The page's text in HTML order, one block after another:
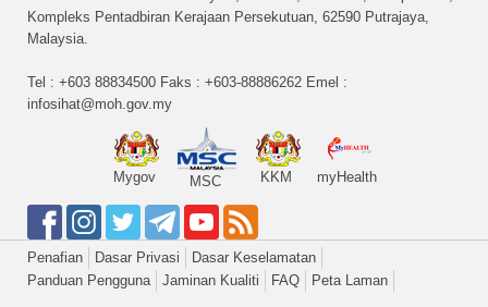
Kompleks Pentadbiran Kerajaan Persekutuan, 62590 Putrajaya,
Malaysia.
Tel : +603 88834500 Faks : +603-88886262 Emel :
infosihat@moh.gov.my
Mygov MSC KKM myHealth
Penafian Dasar Privasi
Dasar Keselamatan
Panduan Pengguna
Jaminan Kualiti FAQ Peta Laman